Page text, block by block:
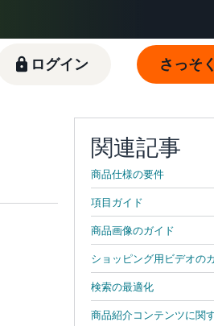
JP English - JP
ログイン さっそ
関連記事
商品仕様の要件
項目ガイド
商品画像のガイド
ショッピング用ビデオの
検索の最適化
商品紹介コンテンツに関